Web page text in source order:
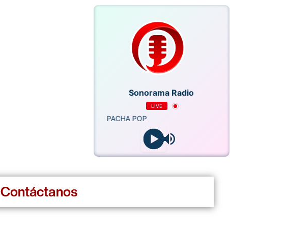
Sonorama Radio
LIVE
PACHA POP
Contáctanos